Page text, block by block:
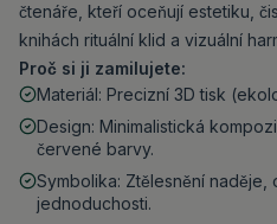
čtenáře, kteří oceňují estetiku,
knihách rituální klid a vizuální
Proč si ji zamilujete:
Materiál: Precizní 3D tisk
Design: Minimalistická
červené barvy.
Symbolika: Ztělesnění
jednoduchosti.